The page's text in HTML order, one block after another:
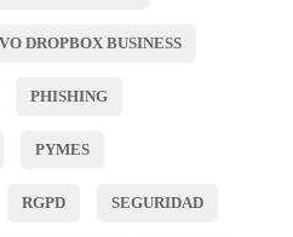
DROPBOX BUSINESS
PHISHING
PYMES
RGPD SEGURIDAD